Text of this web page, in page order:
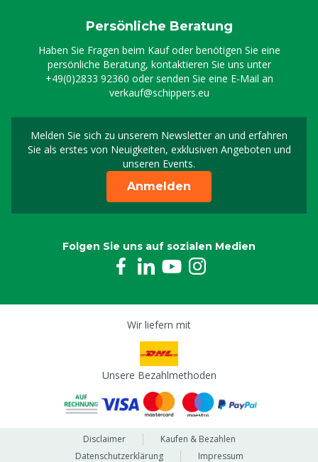
Persönliche Beratung
Haben Sie Fragen beim Kauf oder benötigen Sie eine
persönliche Beratung, kontaktieren Sie uns unter
+49(0)2833 92360 oder senden Sie eine E-Mail an
verkauf@schippers.eu
Melden Sie sich zu unserem Newsletter an und erfahren
Sie als erstes von Neuigkeiten, exklusiven Angeboten und
unseren Events.
Melden Sie sich für
Anmelden
Folgen Sie uns auf sozialen Medien
Wir liefern mit
Unsere Bezahlmethoden
Disclaimer
Kaufen & Bezahlen
Datenschutzerklärung
Impressum